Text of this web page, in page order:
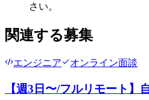
さい。
関連する募集
エンジニア オンライン面談
【週3日〜/フルリモート